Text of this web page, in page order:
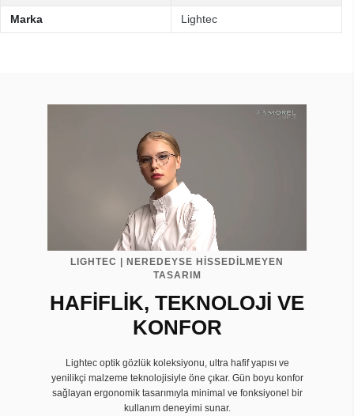
Marka Lightec
LIGHTEC | NEREDEYSE HİSSEDİLMEYEN
TASARIM
HAFİFLİK, TEKNOLOJİ VE
KONFOR
Lightec optik gözlük koleksiyonu, ultra hafif yapısı ve
yenilikçi malzeme teknolojisiyle öne çıkar. Gün boyu konfor
sağlayan ergonomik tasarımıyla minimal ve fonksiyonel bir
kullanım deneyimi sunar.